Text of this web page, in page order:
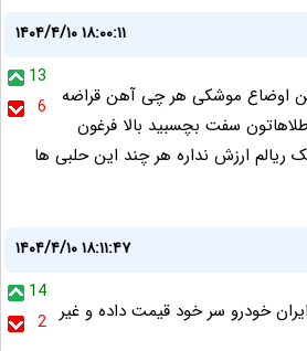
۱۴۰۴/۴/۱۰ ۱۸:۰۰:۱۱
13
6
اوضاع موشکی هر چی آهن قراضه
سفت بچسبید بالا فرغون
ریالم ارزش نداره هر چند این حلبی ها
۱۴۰۴/۴/۱۰ ۱۸:۱۱:۴۷
14
2 خودرو سر خود قیمت داده و غیر